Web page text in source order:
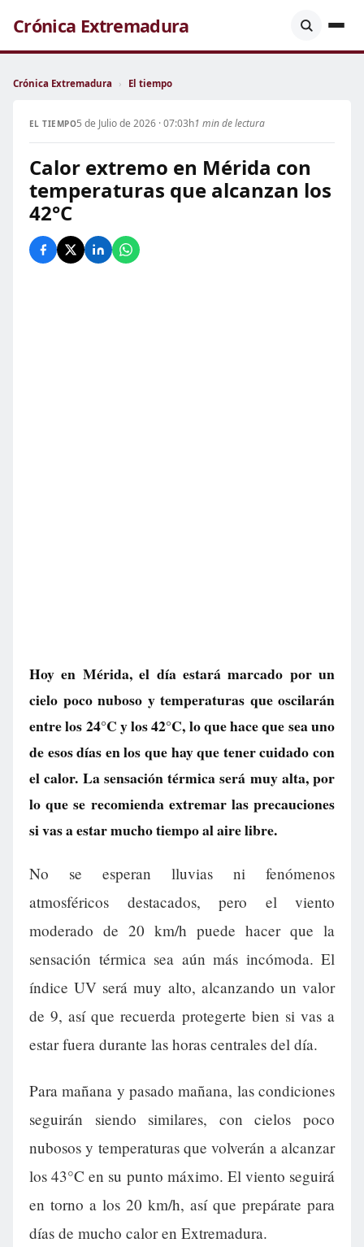
Crónica Extremadura
Crónica Extremadura › El tiempo
EL TIEMPO5 de Julio de 2026 · 07:03h1 min de lectura
Calor extremo en Mérida con
temperaturas que alcanzan los
42°C
Hoy en Mérida, el día estará marcado por un
cielo poco nuboso y temperaturas que oscilarán
entre los 24°C y los 42°C, lo que hace que sea uno
de esos días en los que hay que tener cuidado con
el calor. La sensación térmica será muy alta, por
lo que se recomienda extremar las precauciones
si vas a estar mucho tiempo al aire libre.
No se esperan lluvias ni fenómenos
atmosféricos destacados, pero el viento
moderado de 20 km/h puede hacer que la
sensación térmica sea aún más incómoda. El
índice UV será muy alto, alcanzando un valor
de 9, así que recuerda protegerte bien si vas a
estar fuera durante las horas centrales del día.
Para mañana y pasado mañana, las condiciones
seguirán siendo similares, con cielos poco
nubosos y temperaturas que volverán a alcanzar
los 43°C en su punto máximo. El viento seguirá
en torno a los 20 km/h, así que prepárate para
días de mucho calor en Extremadura.